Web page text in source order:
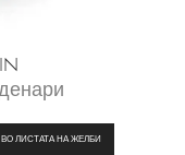
ВО ЛИСТАТА НА ЖЕЛБИ